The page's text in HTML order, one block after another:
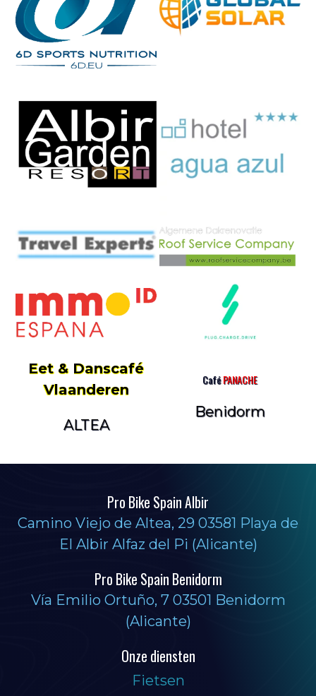
Eet & Danscafé
Vlaanderen
ALTEA
CaféPANACHE
Benidorm
Pro Bike Spain Albir
Camino Viejo de Altea, 29 03581 Playa de
El Albir Alfaz del Pi (Alicante)
Pro Bike Spain Benidorm
Vía Emilio Ortuño, 7 03501 Benidorm
(Alicante)
Onze diensten
Fietsen